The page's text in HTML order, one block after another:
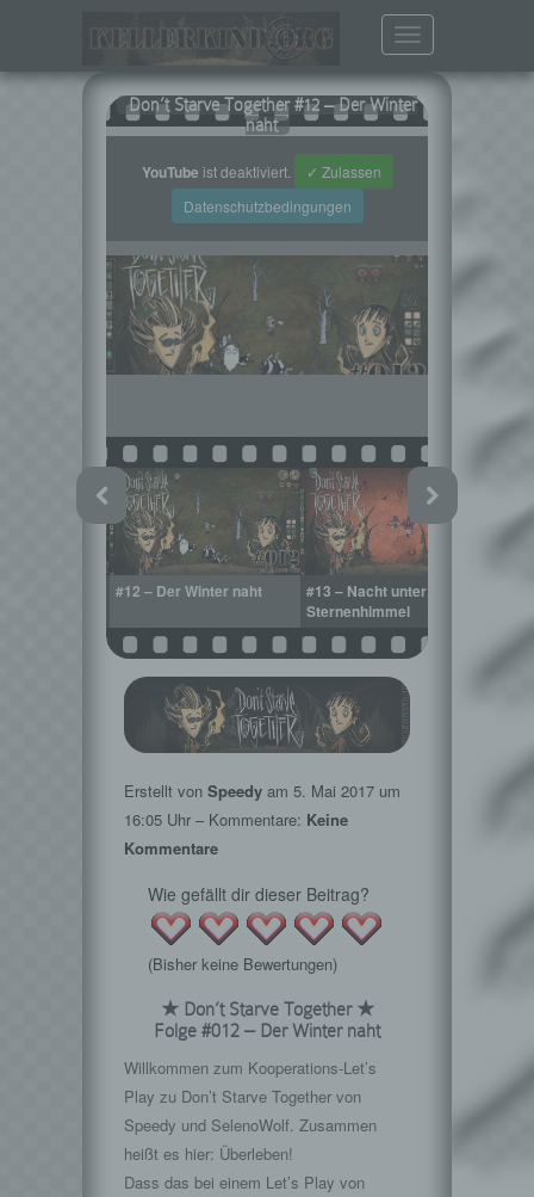
Toggle
navigation
Don’t Starve Together #12 – Der Winter
naht
YouTube ist deaktiviert.
✓ Zulassen
Datenschutzbedingungen
#12 – Der Winter naht
#13 – Nacht unter
Sternenhimmel
Erstellt von Speedy am 5. Mai 2017 um
16:05 Uhr – Kommentare: Keine
Kommentare
Wie gefällt dir dieser Beitrag?
(Bisher keine Bewertungen)
★ Don’t Starve Together ★
Folge #012 – Der Winter naht
Willkommen zum Kooperations-Let’s
Play zu Don’t Starve Together von
Speedy und SelenoWolf. Zusammen
heißt es hier: Überleben!
Dass das bei einem Let’s Play von